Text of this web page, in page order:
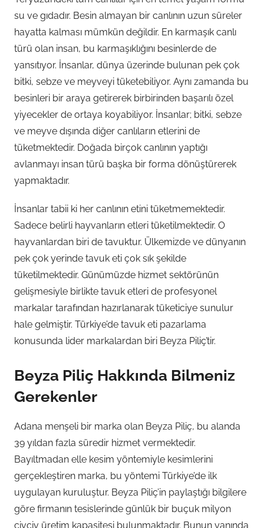
su ve gıdadır. Besin almayan bir canlının uzun süreler
hayatta kalması mümkün değildir. En karmaşık canlı
türü olan insan, bu karmaşıklığını besinlerde de
yansıtıyor. İnsanlar, dünya üzerinde bulunan pek çok
bitki, sebze ve meyveyi tüketebiliyor. Aynı zamanda bu
besinleri bir araya getirerek birbirinden başarılı özel
yiyecekler de ortaya koyabiliyor. İnsanlar; bitki, sebze
ve meyve dışında diğer canlıların etlerini de
tüketmektedir. Doğada birçok canlının yaptığı
avlanmayı insan türü başka bir forma dönüştürerek
yapmaktadır.
İnsanlar tabii ki her canlının etini tüketmemektedir.
Sadece belirli hayvanların etleri tüketilmektedir. O
hayvanlardan biri de tavuktur. Ülkemizde ve dünyanın
pek çok yerinde tavuk eti çok sık şekilde
tüketilmektedir. Günümüzde hizmet sektörünün
gelişmesiyle birlikte tavuk etleri de profesyonel
markalar tarafından hazırlanarak tüketiciye sunulur
hale gelmiştir. Türkiye’de tavuk eti pazarlama
konusunda lider markalardan biri Beyza Piliç’tir.
Beyza Piliç Hakkında Bilmeniz
Gerekenler
Adana menşeli bir marka olan Beyza Piliç, bu alanda
39 yıldan fazla süredir hizmet vermektedir.
Bayıltmadan elle kesim yöntemiyle kesimlerini
gerçekleştiren marka, bu yöntemi Türkiye’de ilk
uygulayan kuruluştur. Beyza Piliç’in paylaştığı bilgilere
göre firmanın tesislerinde günlük bir buçuk milyon
civciv üretim kapasitesi bulunmaktadır. Bunun yanında